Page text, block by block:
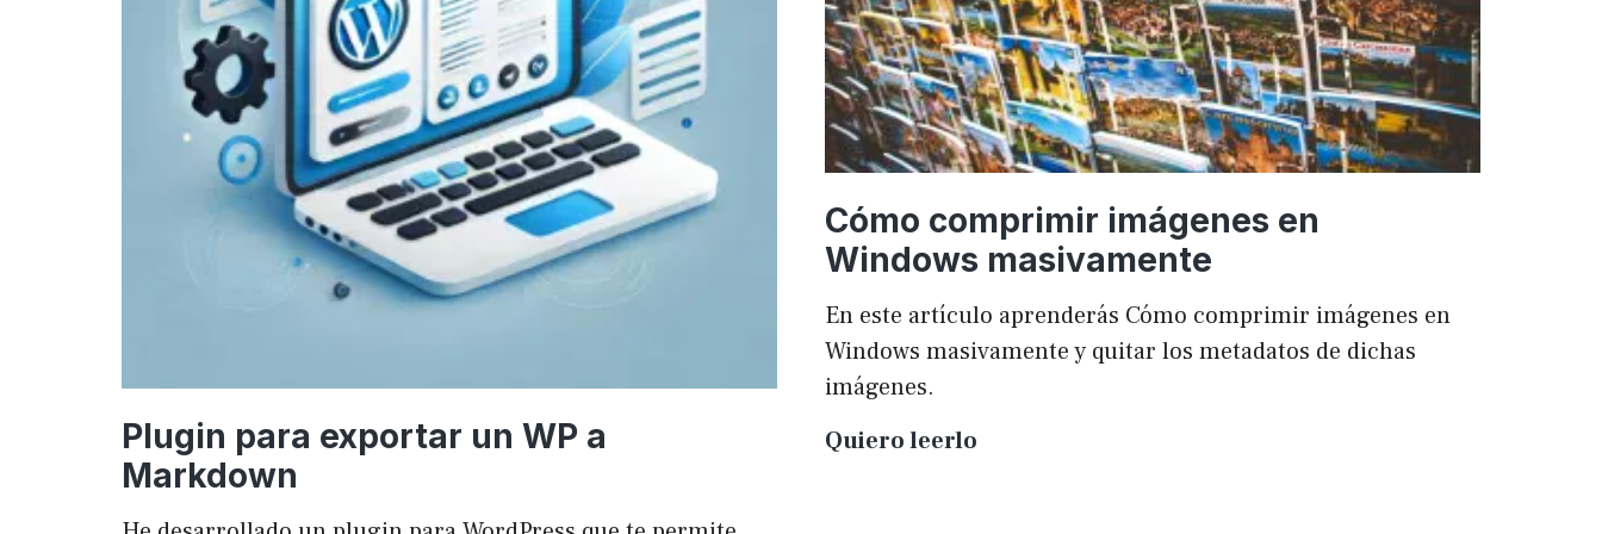
Plugin para exportar un WP a
Markdown
Cómo comprimir imágenes en
Windows masivamente
En este artículo aprenderás Cómo comprimir imágenes en
Windows masivamente y quitar los metadatos de dichas
imágenes.
Quiero leerlo